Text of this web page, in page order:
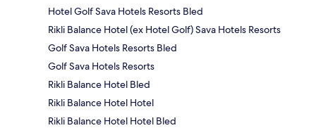
Hotel Golf Sava Hotels Resorts Bled
Rikli Balance Hotel (ex Hotel Golf) Sava Hotels Resorts
Golf Sava Hotels Resorts Bled
Golf Sava Hotels Resorts
Rikli Balance Hotel Bled
Rikli Balance Hotel Hotel
Rikli Balance Hotel Hotel Bled